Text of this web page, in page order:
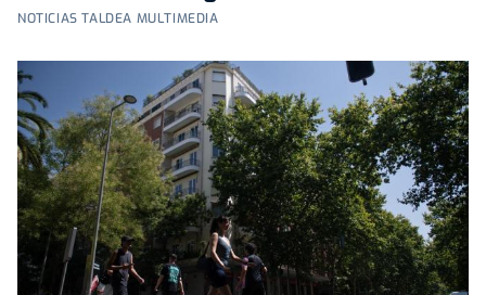
NOTICIAS TALDEA MULTIMEDIA